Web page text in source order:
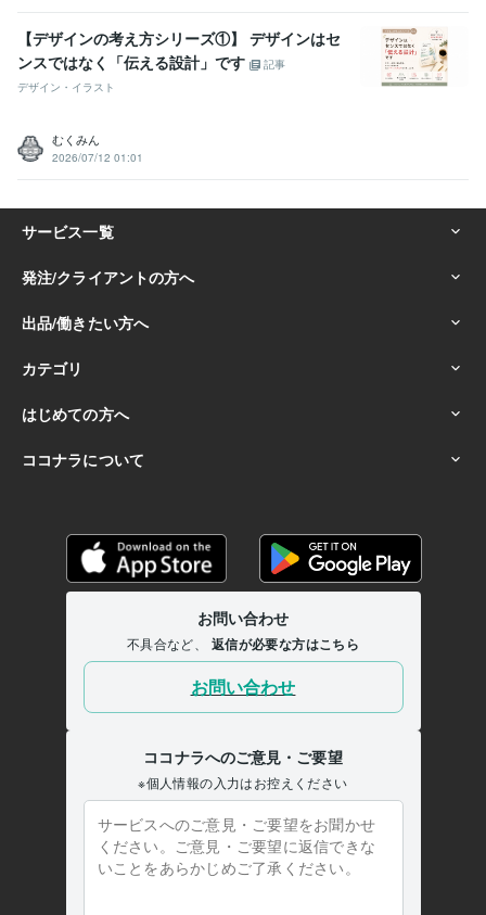
【デザインの考え方シリーズ①】 デザインはセ
ンスではなく「伝える設計」です
記事
デザイン・イラスト
むくみん
2026/07/12 01:01